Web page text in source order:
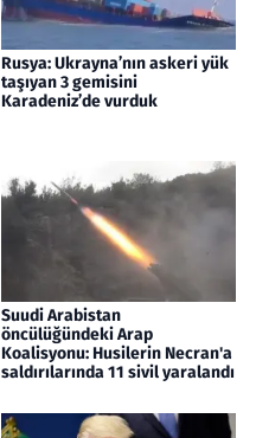
Rusya: Ukrayna’nın askeri yük
taşıyan 3 gemisini
Karadeniz’de vurduk
Suudi Arabistan
öncülüğündeki Arap
Koalisyonu: Husilerin Necran'a
saldırılarında 11 sivil yaralandı